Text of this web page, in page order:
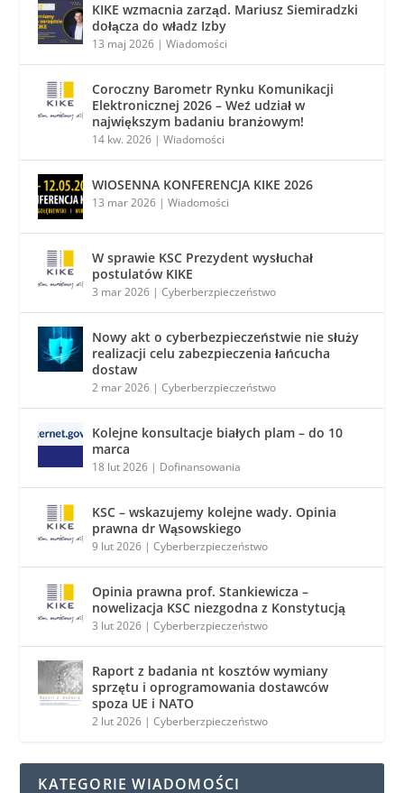
KIKE wzmacnia zarząd. Mariusz Siemiradzki
dołącza do władz Izby
13 maj 2026 |Wiadomości
Coroczny Barometr Rynku Komunikacji
Elektronicznej 2026 – Weź udział w
największym badaniu branżowym!
14 kw. 2026 |Wiadomości
WIOSENNA KONFERENCJA KIKE 2026
13 mar 2026 |Wiadomości
W sprawie KSC Prezydent wysłuchał
postulatów KIKE
3 mar 2026 |Cyberberzpieczeństwo
Nowy akt o cyberbezpieczeństwie nie służy
realizacji celu zabezpieczenia łańcucha
dostaw
2 mar 2026 |Cyberberzpieczeństwo
Kolejne konsultacje białych plam – do 10
marca
18 lut 2026 | Dofinansowania
KSC – wskazujemy kolejne wady. Opinia
prawna dr Wąsowskiego
9 lut 2026 |Cyberberzpieczeństwo
Opinia prawna prof. Stankiewicza –
nowelizacja KSC niezgodna z Konstytucją
3 lut 2026 |Cyberberzpieczeństwo
Raport z badania nt kosztów wymiany
sprzętu i oprogramowania dostawców
spoza UE i NATO
2 lut 2026 |Cyberberzpieczeństwo
KATEGORIE WIADOMOŚCI